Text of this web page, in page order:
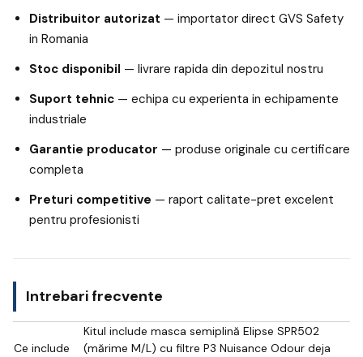
Distribuitor autorizat — importator direct GVS Safety
in Romania
Stoc disponibil — livrare rapida din depozitul nostru
Suport tehnic — echipa cu experienta in echipamente
industriale
Garantie producator — produse originale cu certificare
completa
Preturi competitive — raport calitate-pret excelent
pentru profesionisti
Intrebari frecvente
Ce include
Kitul include masca semiplină Elipse SPR502
(mărime M/L) cu filtre P3 Nuisance Odour deja